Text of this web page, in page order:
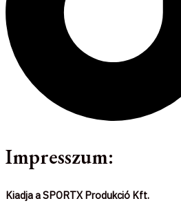
Impresszum:
Kiadja a SPORTX Produkció Kft.